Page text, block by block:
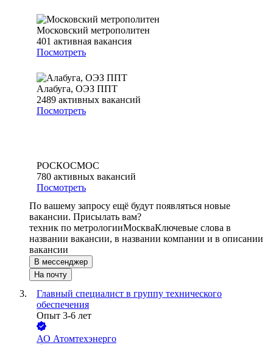
Московский метрополитен
401 активная вакансия
Посмотреть
Алабуга, ОЭЗ ППТ
2489 активных вакансий
Посмотреть
РОСКОСМОС
780 активных вакансий
Посмотреть
По вашему запросу ещё будут появляться новые
вакансии. Присылать вам?
техник по метрологииМоскваКлючевые слова в
названии вакансии, в названии компании и в описании
вакансии
В мессенджер
На почту
Главный специалист в группу технического
обеспечения
Опыт 3-6 лет
АО Атомтехэнерго